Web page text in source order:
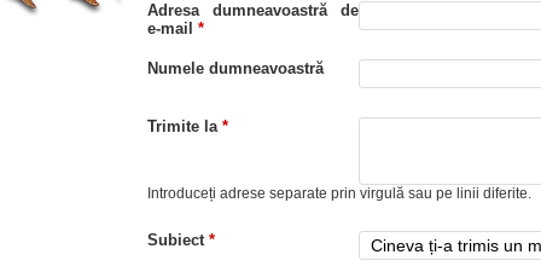
Adresa dumneavoastră de
e-mail *
Numele dumneavoastră
Trimite la *
Introduceți adrese separate prin virgulă sau pe linii diferite.
Subiect *